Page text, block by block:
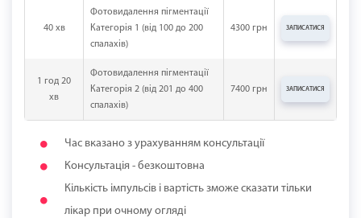
40 хв
Фотовидалення пігментації
Категорія 1 (від 100 до 200
спалахів)
4300 грн ЗАПИСАТИСЯ
1 год 20
хв
Фотовидалення пігментації
Категорія 2 (від 201 до 400
спалахів)
7400 грн ЗАПИСАТИСЯ
Час вказано з урахуванням консультації
Консультація - безкоштовна
Кількість імпульсів і вартість зможе сказати тільки
лікар при очному огляді